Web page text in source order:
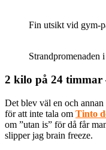
Fin utsikt vid gym-
2 kilo på 24 timmar
Det blev väl en och annan
för att inte tala om Tinto
om ”utan is” för då
slipper jag brain freeze.